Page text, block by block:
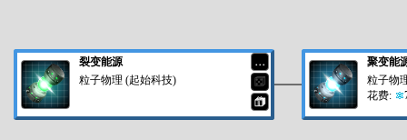
聚变能
粒子物
花费:
裂变能源
粒子物理 (起始科技)
…
⚄
🎁